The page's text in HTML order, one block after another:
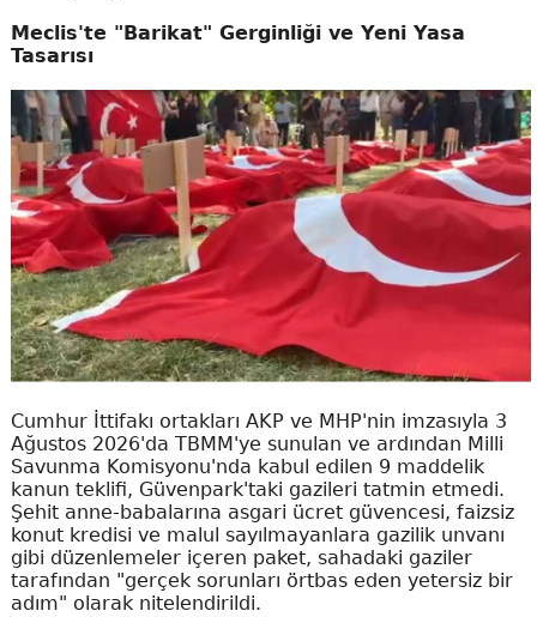
Meclis'te "Barikat" Gerginliği ve Yeni Yasa
Tasarısı
Cumhur İttifakı ortakları AKP ve MHP'nin imzasıyla 3
Ağustos 2026'da TBMM'ye sunulan ve ardından Milli
Savunma Komisyonu'nda kabul edilen 9 maddelik
kanun teklifi, Güvenpark'taki gazileri tatmin etmedi.
Şehit anne-babalarına asgari ücret güvencesi, faizsiz
konut kredisi ve malul sayılmayanlara gazilik unvanı
gibi düzenlemeler içeren paket, sahadaki gaziler
tarafından "gerçek sorunları örtbas eden yetersiz bir
adım" olarak nitelendirildi.